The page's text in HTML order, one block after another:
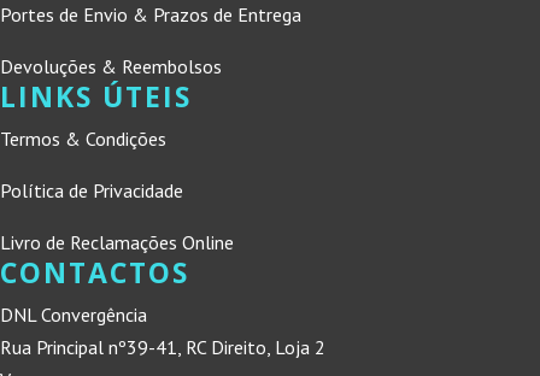
Portes de Envio & Prazos de Entrega
Devoluções & Reembolsos
LINKS ÚTEIS
Termos & Condições
Política de Privacidade
Livro de Reclamações Online
CONTACTOS
DNL Convergência
Rua Principal nº39-41, RC Direito, Loja 2